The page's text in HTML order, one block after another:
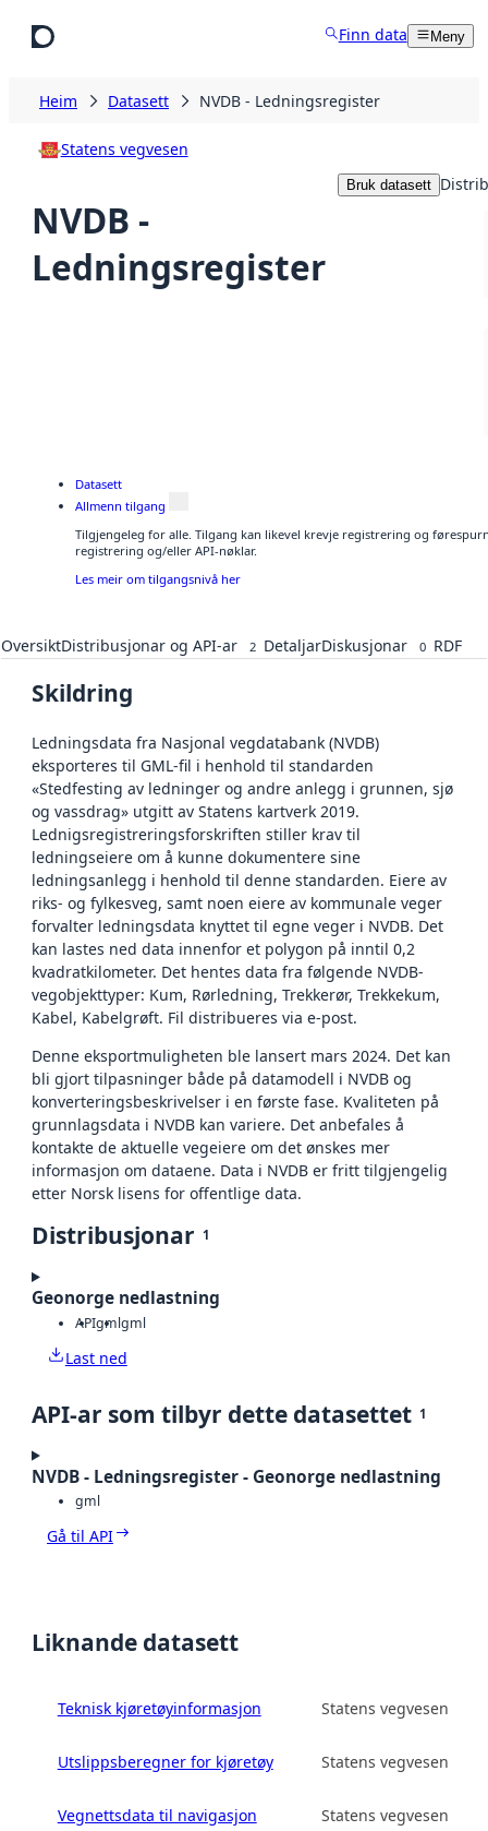
Finn data Meny
Heim Datasett NVDB - Ledningsregister
Statens vegvesen
NVDB -
Ledningsregister
Bruk datasett
Datasett
Allmenn tilgang
Tilgjengeleg for alle. Tilgang kan likevel krevje registrering og
registrering og/eller API-nøklar.
Les meir om tilgangsnivå her
OversiktDistribusjonar og API-ar 2 DetaljarDiskusjonar 0 RDF
Skildring
Ledningsdata fra Nasjonal vegdatabank (NVDB)
eksporteres til GML-fil i henhold til standarden
«Stedfesting av ledninger og andre anlegg i grunnen, sjø
og vassdrag» utgitt av Statens kartverk 2019.
Lednigsregistreringsforskriften stiller krav til
ledningseiere om å kunne dokumentere sine
ledningsanlegg i henhold til denne standarden. Eiere av
riks- og fylkesveg, samt noen eiere av kommunale veger
forvalter ledningsdata knyttet til egne veger i NVDB. Det
kan lastes ned data innenfor et polygon på inntil 0,2
kvadratkilometer. Det hentes data fra følgende NVDB-
vegobjekttyper: Kum, Rørledning, Trekkerør, Trekkekum,
Kabel, Kabelgrøft. Fil distribueres via e-post.
Denne eksportmuligheten ble lansert mars 2024. Det kan
bli gjort tilpasninger både på datamodell i NVDB og
konverteringsbeskrivelser i en første fase. Kvaliteten på
grunnlagsdata i NVDB kan variere. Det anbefales å
kontakte de aktuelle vegeiere om det ønskes mer
informasjon om dataene. Data i NVDB er fritt tilgjengelig
etter Norsk lisens for offentlige data.
Distribusjonar 1
Geonorge nedlastning
APIgmlgml
Last ned
API-ar som tilbyr dette datasettet 1
NVDB - Ledningsregister - Geonorge nedlastning
gml
Gå til API
Liknande datasett
Teknisk kjøretøyinformasjon Statens vegvesen
Utslippsberegner for kjøretøy Statens vegvesen
Vegnettsdata til navigasjon Statens vegvesen